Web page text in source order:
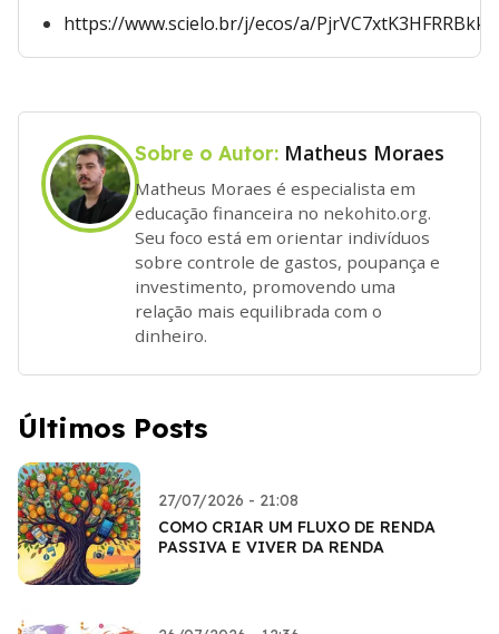
https://www.scielo.br/j/ecos/a/
Sobre o Autor: Matheus Moraes
Matheus Moraes é especialista em
educação financeira no nekohito.org.
Seu foco está em orientar indivíduos
sobre controle de gastos, poupança e
investimento, promovendo uma
relação mais equilibrada com o
dinheiro.
Últimos Posts
27/07/2026 - 21:08
COMO CRIAR UM FLUXO DE RENDA
PASSIVA E VIVER DA RENDA